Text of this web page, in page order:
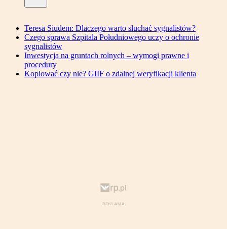
Teresa Siudem: Dlaczego warto słuchać sygnalistów?
Czego sprawa Szpitala Południowego uczy o ochronie
sygnalistów
Inwestycja na gruntach rolnych – wymogi prawne i
procedury
Kopiować czy nie? GIIF o zdalnej weryfikacji klienta